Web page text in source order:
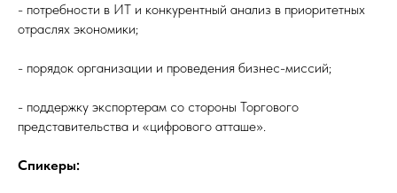
- потребности в ИТ и конкурентный анализ в приоритетных
отраслях экономики;
- порядок организации и проведения бизнес-миссий;
- поддержку экспортерам со стороны Торгового
представительства и «цифрового атташе».
Спикеры: